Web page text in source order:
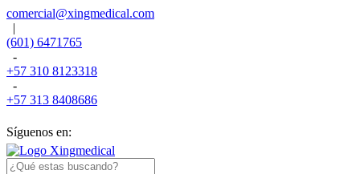
comercial@xingmedical.com
|
(601) 6471765
-
+57 310 8123318
-
+57 313 8408686
Síguenos en: